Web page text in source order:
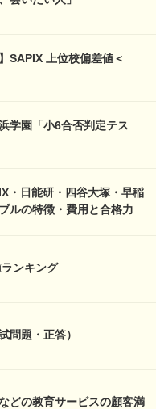
SAPIX 上位校偏差値＜
学園「小6合否判定テス
・日能研・四谷大塚・早稲
ルの特徴・費用と合格力
ンキング
問題・正答）
どの教育サービスの顧客満